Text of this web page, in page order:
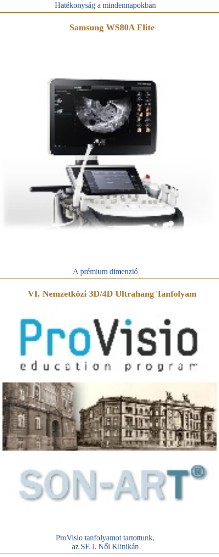
Hatékonyság a mindennapokban
Samsung WS80A Elite
A prémium dimenzió
VI. Nemzetközi 3D/4D Ultrahang Tanfolyam
ProVisio tanfolyamot tartottunk,
az SE I. Női Klinikán